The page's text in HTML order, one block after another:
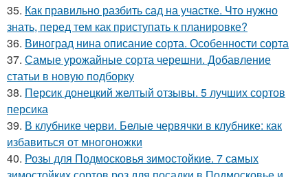
35. Как правильно разбить сад на участке. Что нужно
знать, перед тем как приступать к планировке?
36. Виноград нина описание сорта. Особенности сорта
37. Самые урожайные сорта черешни. Добавление
статьи в новую подборку
38. Персик донецкий желтый отзывы. 5 лучших сортов
персика
39. В клубнике черви. Белые червячки в клубнике: как
избавиться от многоножки
40. Розы для Подмосковья зимостойкие. 7 самых